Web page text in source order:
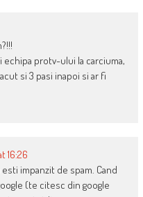
echipa protv-ului la carciuma,
si 3 pasi inapoi si ar fi
16:26
esti impanzit de spam. Cand
(te citesc din google